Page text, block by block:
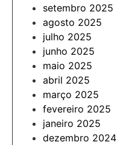
setembro 2025
agosto 2025
julho 2025
junho 2025
maio 2025
abril 2025
março 2025
fevereiro 2025
janeiro 2025
dezembro 2024